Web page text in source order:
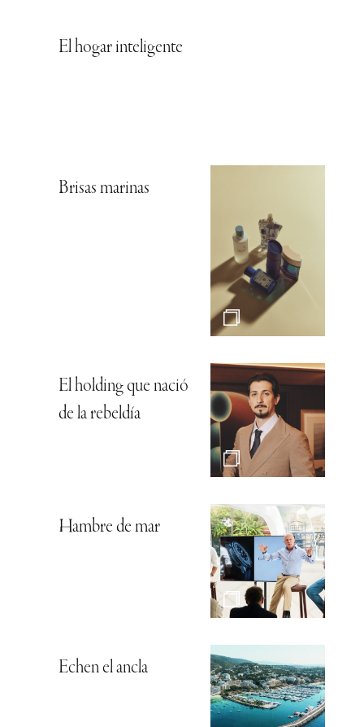
El hogar inteligente
Brisas marinas
El holding que nació
de la rebeldía
Hambre de mar
Echen el ancla